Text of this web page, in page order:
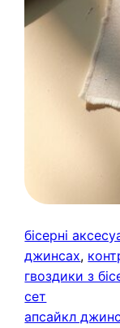
бісерні
джинсах,
гвоздики з
сет
апсайкл